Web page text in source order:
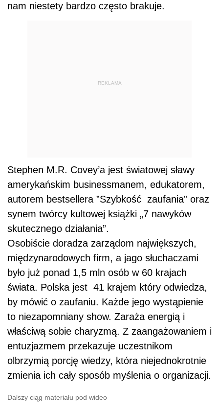
nam niestety bardzo często brakuje.
REKLAMA
Stephen M.R. Covey’a jest światowej sławy
amerykańskim businessmanem, edukatorem,
autorem bestsellera ”Szybkość zaufania” oraz
synem twórcy kultowej książki „7 nawyków
skutecznego działania”.
Osobiście doradza zarządom największych,
międzynarodowych firm, a jago słuchaczami
było już ponad 1,5 mln osób w 60 krajach
świata. Polska jest 41 krajem który odwiedza,
by mówić o zaufaniu. Każde jego wystąpienie
to niezapomniany show. Zaraża energią i
właściwą sobie charyzmą. Z zaangażowaniem i
entuzjazmem przekazuje uczestnikom
olbrzymią porcję wiedzy, która niejednokrotnie
zmienia ich cały sposób myślenia o organizacji.
Dalszy ciąg materiału pod wideo